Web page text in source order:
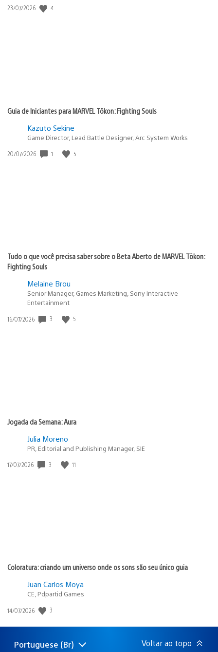
Data
23/07/2026 4
Guia de Iniciantes para MARVEL Tōkon: Fighting Souls
Kazuto Sekine
Game Director, Lead Battle Designer, Arc System Works
Data
20/07/2026 1 5
Tudo o que você precisa saber sobre o Beta Aberto de MARVEL Tōkon:
Fighting Souls
Melaine Brou
Senior Manager, Games Marketing, Sony Interactive
Entertainment
Data
16/07/2026 3 5
Jogada da Semana: Aura
Julia Moreno
PR, Editorial and Publishing Manager, SIE
Data
17/07/2026 3 11
Coloratura: criando um universo onde os sons são seu único guia
Juan Carlos Moya
CE, Pdpartid Games
Data
publicação:
14/07/2026 3
Selecione
Região
Portuguese (Br) Voltar ao topo